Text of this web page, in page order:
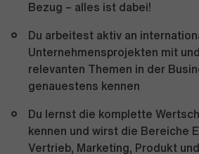
Bezug – alles ist dabei!
Du arbeitest aktiv an
Unternehmensprojekten mit
relevanten Themen in der
genauestens kennen
Du lernst die komplette
kennen und wirst die Bereiche
Vertrieb, Marketing, Produkt